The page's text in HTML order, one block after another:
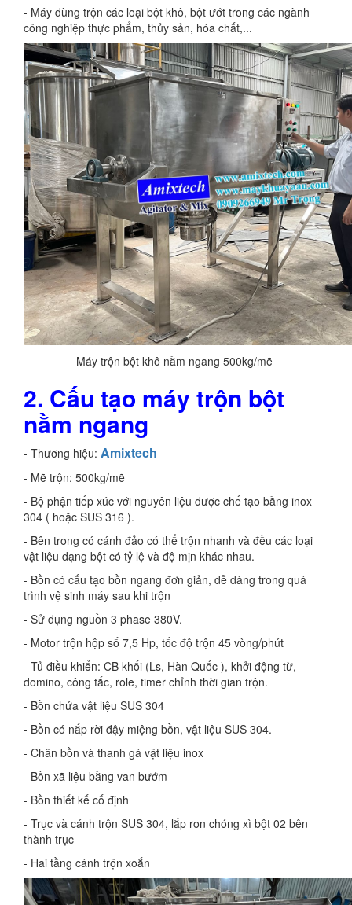
- Máy dùng trộn các loại bột khô, bột ướt trong các ngành
công nghiệp thực phẩm, thủy sản, hóa chất,...
Máy trộn bột khô nằm ngang 500kg/mẽ
2. Cấu tạo máy trộn bột
nằm ngang
- Thương hiệu: Amixtech
- Mẽ trộn: 500kg/mẽ
- Bộ phận tiếp xúc với nguyên liệu được chế tạo bằng inox
304 ( hoặc SUS 316 ).
- Bên trong có cánh đảo có thể trộn nhanh và đều các loại
vật liệu dạng bột có tỷ lệ và độ mịn khác nhau.
- Bồn có cấu tạo bồn ngang đơn giản, dễ dàng trong quá
trình vệ sinh máy sau khi trộn
- Sử dụng nguồn 3 phase 380V.
- Motor trộn hộp số 7,5 Hp, tốc độ trộn 45 vòng/phút
- Tủ điều khiển: CB khối (Ls, Hàn Quốc ), khởi động từ,
domino, công tắc, role, timer chỉnh thời gian trộn.
- Bồn chứa vật liệu SUS 304
- Bồn có nắp rời đậy miệng bồn, vật liệu SUS 304.
- Chân bồn và thanh gá vật liệu inox
- Bồn xã liệu bằng van bướm
- Bồn thiết kế cố định
- Trục và cánh trộn SUS 304, lắp ron chóng xì bột 02 bên
thành trục
- Hai tầng cánh trộn xoắn